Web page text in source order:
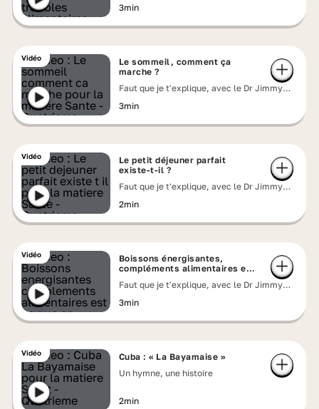
3min
Vidéo
Le sommeil, comment ça
marche ?
Faut que je t'explique, avec le Dr Jimmy
3min
Vidéo
Le petit déjeuner parfait
existe-t-il ?
Faut que je t'explique, avec le Dr Jimmy
2min
Vidéo
Boissons énergisantes,
compléments alimentaires est-
Faut que je t'explique, avec le Dr Jimmy
3min
Vidéo
Cuba : « La Bayamaise »
Un hymne, une histoire
2min